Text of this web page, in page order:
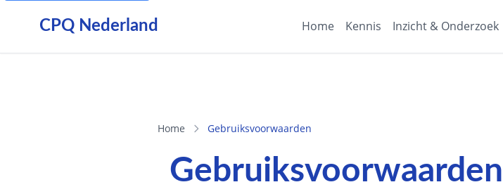
CPQ Nederland Home Kennis Inzicht & Onderzoek
Home Gebruiksvoorwaarden